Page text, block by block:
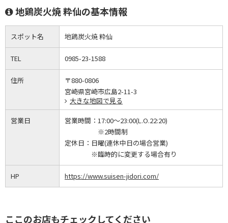
地鶏炭火焼 粋仙の基本情報
スポット名 地鶏炭火焼 粋仙
TEL 0985-23-1588
住所
〒880-0806
宮崎県宮崎市広島2-11-3
大きな地図で見る
営業日 営業時間： 17:00～23:00(L.O.22:20)
※2時間制
定休日： 日曜(連休中日の場合営業)
※臨時的に変更する場合有り
HP https://www.suisen-jidori.com/
ここのお店もチェックしてください